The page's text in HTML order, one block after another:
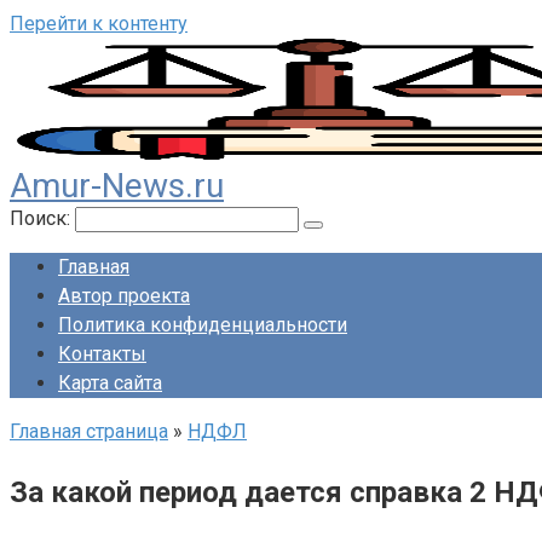
Перейти к контенту
Amur-News.ru
Поиск:
Главная
Автор проекта
Политика конфиденциальности
Контакты
Карта сайта
Главная страница » НДФЛ
За какой период дается справка 2